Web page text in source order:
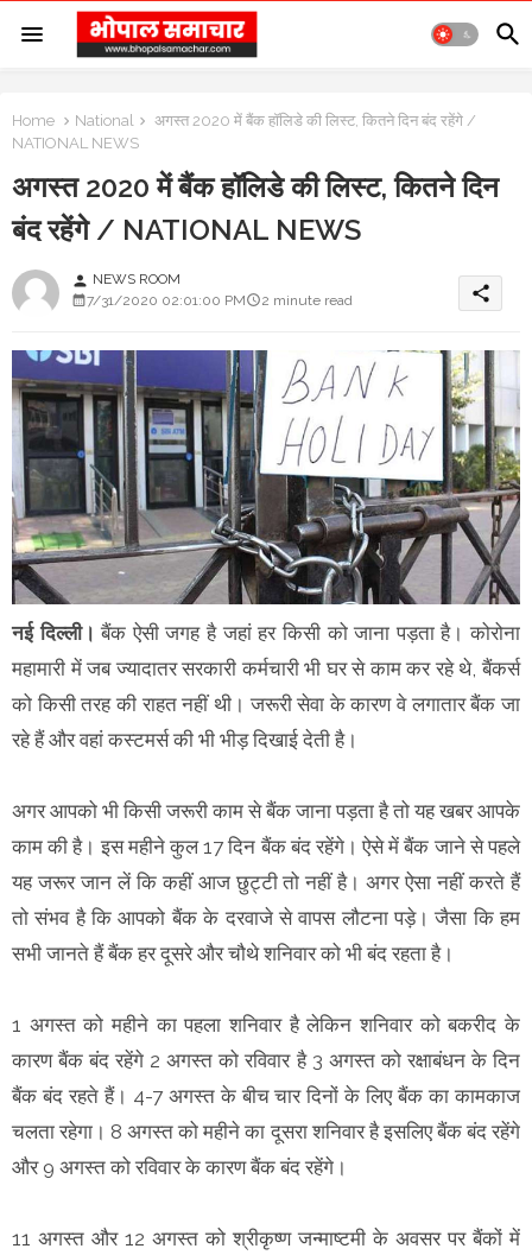
Home National
अगस्त 2020 में बैंक हॉलिडे की लिस्ट, कितने दिन बंद रहेंगे /
NATIONAL NEWS
अगस्त 2020 में बैंक हॉलिडे की लिस्ट, कितने दिन
बंद रहेंगे / NATIONAL NEWS
person NEWS ROOM
7/31/2020 02:01:00 PM
2 minute read share
नई दिल्ली।बैंक ऐसी जगह है जहां हर किसी को जाना पड़ता है। कोरोना
महामारी में जब ज्यादातर सरकारी कर्मचारी भी घर से काम कर रहे थे, बैंकर्स
को किसी तरह की राहत नहीं थी। जरूरी सेवा के कारण वे लगातार बैंक जा
रहे हैं और वहां कस्टमर्स की भी भीड़ दिखाई देती है।
अगर आपको भी किसी जरूरी काम से बैंक जाना पड़ता है तो यह खबर आपके
काम की है। इस महीने कुल 17 दिन बैंक बंद रहेंगे। ऐसे में बैंक जाने से पहले
यह जरूर जान लें कि कहीं आज छुट्टी तो नहीं है। अगर ऐसा नहीं करते हैं
तो संभव है कि आपको बैंक के दरवाजे से वापस लौटना पड़े। जैसा कि हम
सभी जानते हैं बैंक हर दूसरे और चौथे शनिवार को भी बंद रहता है।
1 अगस्त को महीने का पहला शनिवार है लेकिन शनिवार को बकरीद के
कारण बैंक बंद रहेंगे 2 अगस्त को रविवार है 3 अगस्त को रक्षाबंधन के दिन
बैंक बंद रहते हैं। 4-7 अगस्त के बीच चार दिनों के लिए बैंक का कामकाज
चलता रहेगा। 8 अगस्त को महीने का दूसरा शनिवार है इसलिए बैंक बंद रहेंगे
और 9 अगस्त को रविवार के कारण बैंक बंद रहेंगे।
11 अगस्त और 12 अगस्त को श्रीकृष्ण जन्माष्टमी के अवसर पर बैंकों में